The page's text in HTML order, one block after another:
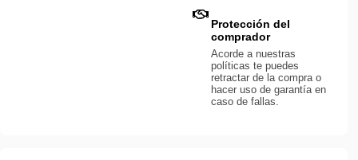
Protección del
comprador
Acorde a nuestras
políticas te puedes
retractar de la compra o
hacer uso de garantía en
caso de fallas.